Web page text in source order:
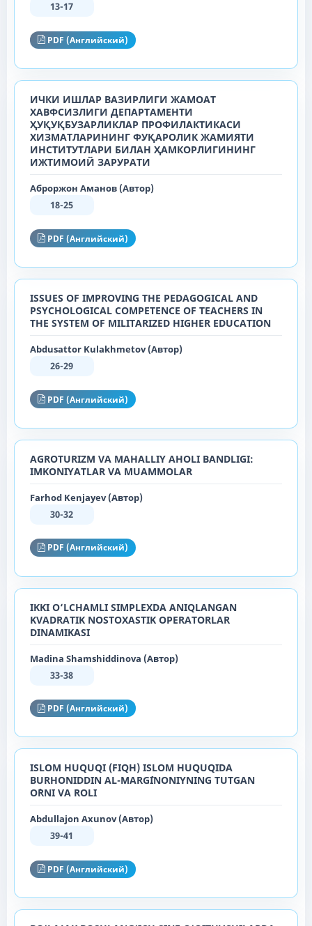
13-17
PDF (Английский)
ИЧКИ ИШЛАР ВАЗИРЛИГИ ЖАМОАТ
ХАВФСИЗЛИГИ ДЕПАРТАМЕНТИ
ҲУҚУҚБУЗАРЛИКЛАР ПРОФИЛАКТИКАСИ
ХИЗМАТЛАРИНИНГ ФУҚАРОЛИК ЖАМИЯТИ
ИНСТИТУТЛАРИ БИЛАН ҲАМКОРЛИГИНИНГ
ИЖТИМОИЙ ЗАРУРАТИ
Аброржон Аманов (Автор)
18-25
PDF (Английский)
ISSUES OF IMPROVING THE PEDAGOGICAL AND
PSYCHOLOGICAL COMPETENCE OF TEACHERS IN
THE SYSTEM OF MILITARIZED HIGHER EDUCATION
Abdusattor Kulakhmetov (Автор)
26-29
PDF (Английский)
AGROTURIZM VA MAHALLIY AHOLI BANDLIGI:
IMKONIYATLAR VA MUAMMOLAR
Farhod Kenjayev (Автор)
30-32
PDF (Английский)
IKKI O‘LCHAMLI SIMPLEXDA ANIQLANGAN
KVADRATIK NOSTOXASTIK OPERATORLAR
DINAMIKASI
Madina Shamshiddinova (Автор)
33-38
PDF (Английский)
ISLOM HUQUQI (FIQH) ISLOM HUQUQIDA
BURHONIDDIN AL-MARG`INONIYNING TUTGAN
O`RNI VA ROLI
Abdullajon Axunov (Автор)
39-41
PDF (Английский)